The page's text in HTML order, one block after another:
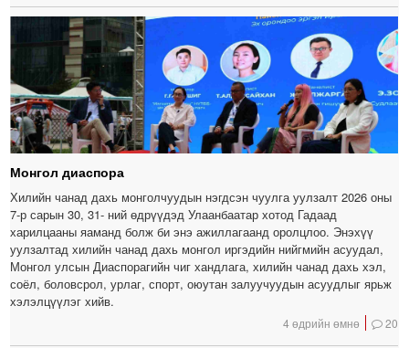
Монгол диаспора
Хилийн чанад дахь монголчуудын нэгдсэн чуулга уулзалт 2026 оны
7-р сарын 30, 31- ний өдрүүдэд Улаанбаатар хотод Гадаад
харилцааны яаманд болж би энэ ажиллагаанд оролцлоо. Энэхүү
уулзалтад хилийн чанад дахь монгол иргэдийн нийгмийн асуудал,
Монгол улсын Диаспорагийн чиг хандлага, хилийн чанад дахь хэл,
соёл, боловсрол, урлаг, спорт, оюутан залуучуудын асуудлыг ярьж
хэлэлцүүлэг хийв.
4 өдрийн өмнө 20